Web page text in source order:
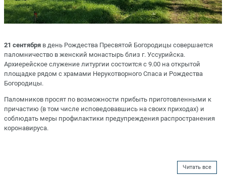
21 сентября в день Рождества Пресвятой Богородицы совершается
паломничество в женский монастырь близ г. Уссурийска.
Архиерейское служение литургии состоится с 9.00 на открытой
площадке рядом с храмами Нерукотворного Спаса и Рождества
Богородицы.
Паломников просят по возможности прибыть приготовленными к
причастию (в том числе исповедовавшись на своих приходах) и
соблюдать меры профилактики предупреждения распространения
коронавируса.
Читать все